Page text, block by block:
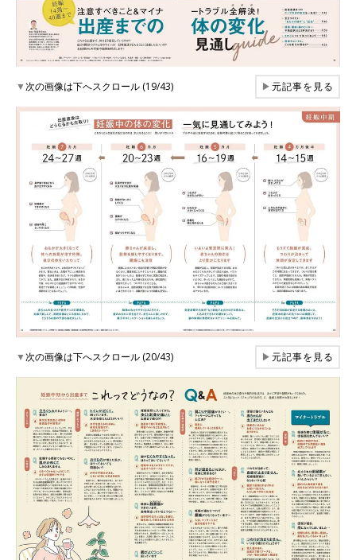
▼次の画像は下へスクロール (19/43) ▶元記事を見る
▼次の画像は下へスクロール (20/43) ▶元記事を見る